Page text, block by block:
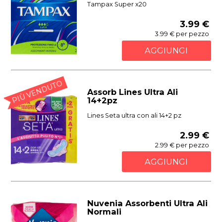
Tampax Super x20
3.99 €
3.99 € per pezzo
AGGIUNGI
PIÙ VENDUTO
Assorb Lines Ultra Ali
14+2pz
Lines Seta ultra con ali 14+2 pz
2.99 €
2.99 € per pezzo
AGGIUNGI
Nuvenia Assorbenti Ultra Ali
Normali